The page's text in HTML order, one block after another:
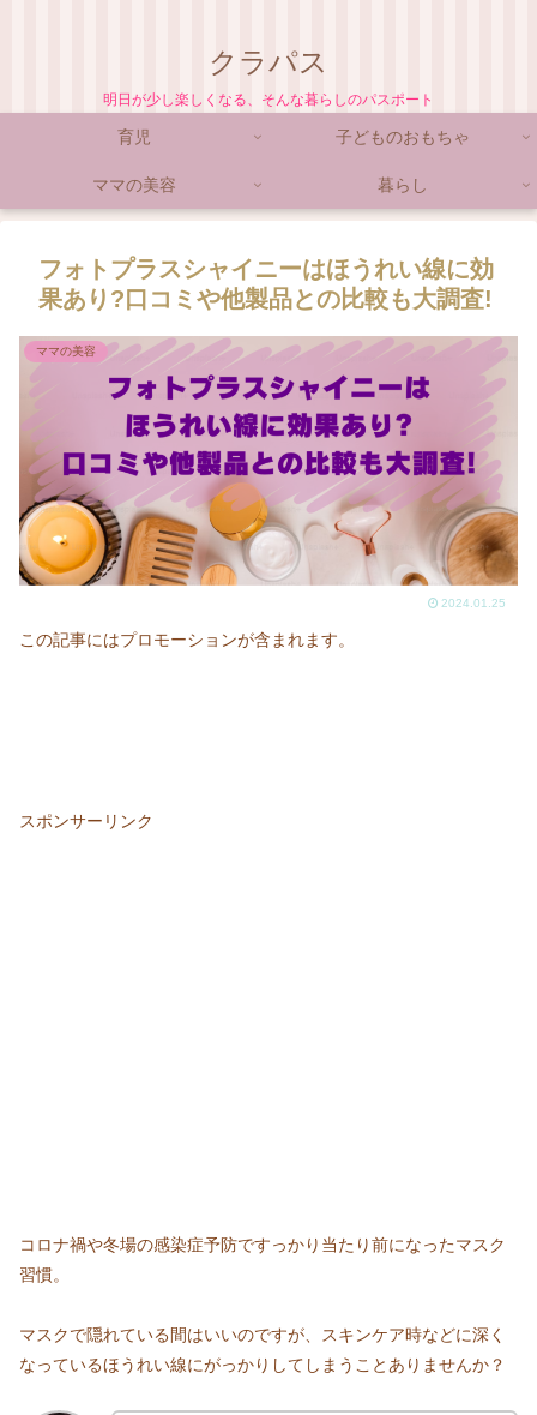
クラパス
明日が少し楽しくなる、そんな暮らしのパスポート
育児 子どものおもちゃ
ママの美容 暮らし
フォトプラスシャイニーはほうれい線に効
果あり?口コミや他製品との比較も大調査!
ママの美容
2024.01.25
この記事にはプロモーションが含まれます。
スポンサーリンク
コロナ禍や冬場の感染症予防ですっかり当たり前になったマスク
習慣。
マスクで隠れている間はいいのですが、スキンケア時などに深く
なっているほうれい線にがっかりしてしまうことありませんか？